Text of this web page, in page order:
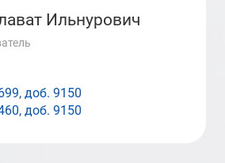
Ильнурович
доб. 9150
доб. 9150